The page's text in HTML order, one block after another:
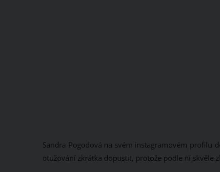
Sandra Pogodová na svém instagramovém profilu
otužování zkrátka dopustit, protože podle ní skvěle